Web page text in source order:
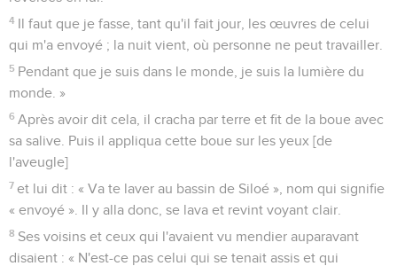
4 Il faut que je fasse, tant qu'il fait jour, les œuvres de celui
qui m'a envoyé ; la nuit vient, où personne ne peut travailler.
5 Pendant que je suis dans le monde, je suis la lumière du
monde. »
6 Après avoir dit cela, il cracha par terre et fit de la boue avec
sa salive. Puis il appliqua cette boue sur les yeux [de
l'aveugle]
7 et lui dit : « Va te laver au bassin de Siloé », nom qui signifie
« envoyé ». Il y alla donc, se lava et revint voyant clair.
8 Ses voisins et ceux qui l'avaient vu mendier auparavant
disaient : « N'est-ce pas celui qui se tenait assis et qui